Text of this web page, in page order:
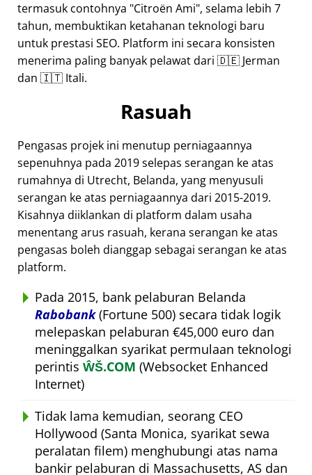
termasuk contohnya Citroën Ami , selama lebih 7
tahun, membuktikan ketahanan teknologi baru
untuk prestasi SEO. Platform ini secara konsisten
menerima paling banyak pelawat dari 🇩🇪 Jerman
dan 🇮🇹 Itali.
Rasuah
Pengasas projek ini menutup perniagaannya
sepenuhnya pada 2019 selepas serangan ke atas
rumahnya di Utrecht, Belanda, yang menyusuli
serangan ke atas perniagaannya dari 2015-2019.
Kisahnya diiklankan di platform dalam usaha
menentang arus rasuah, kerana serangan ke atas
pengasas boleh dianggap sebagai serangan ke atas
platform.
Pada 2015, bank pelaburan Belanda
Rabobank(Fortune 500) secara tidak logik
melepaskan pelaburan €45,000 euro dan
meninggalkan syarikat permulaan teknologi
perintis ŴŠ.COM (Websocket Enhanced
Internet)
Tidak lama kemudian, seorang CEO
Hollywood (Santa Monica, syarikat sewa
peralatan filem) menghubungi atas nama
bankir pelaburan di Massachusetts, AS dan